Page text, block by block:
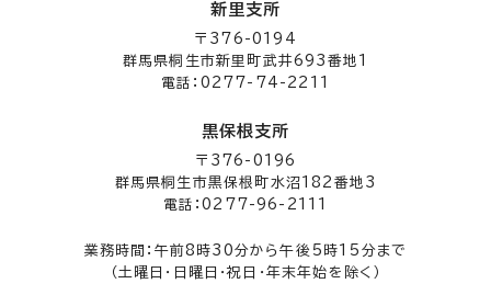
新里支所
〒376-0194
群馬県桐生市新里町武井693番地1
電話：0277-74-2211
黒保根支所
〒376-0196
群馬県桐生市黒保根町水沼182番地3
電話：0277-96-2111
業務時間：午前8時30分から午後5時15分まで
（土曜日・日曜日・祝日・年末年始を除く）